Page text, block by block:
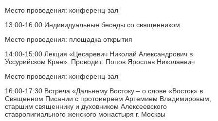
Место проведения: конференц-зал
13:00-16:00 Индивидуальные беседы со священником
Место проведения: площадка открытия
14:00-15:00 Лекция «Цесаревич Николай Александрович в
Уссурийском Крае». Проводит: Попов Ярослав Николаевич
Место проведения: конференц-зал
16:00-17:30 Встреча «Дальнему Востоку – о слове «Восток» в
Священном Писании с протоиереем Артемием Владимировым,
старшим священнику и духовником Алексеевского
ставропигиального женского монастыря г. Москвы